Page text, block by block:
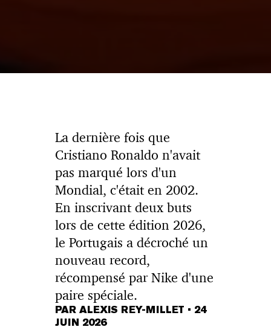
La dernière fois que
Cristiano Ronaldo n'avait
pas marqué lors d'un
Mondial, c'était en 2002.
En inscrivant deux buts
lors de cette édition 2026,
le Portugais a décroché un
nouveau record,
récompensé par Nike d'une
paire spéciale.
PAR ALEXIS REY-MILLET • 24
JUIN 2026